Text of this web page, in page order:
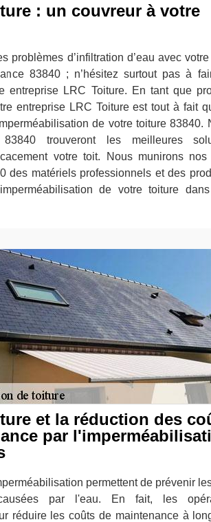
: un couvreur à votre
problèmes d’infiltration d’eau avec
83840 ; n’hésitez surtout pas à
entreprise LRC Toiture. En tant que
entreprise LRC Toiture est tout à fait
de votre toiture 83840.
trouveront les meilleures
votre toit. Nous munirons
des matériels professionnels et des
de votre toiture
et la réduction des
par
permettent de prévenir
par l'eau. En fait, les
réduire les coûts de maintenance à